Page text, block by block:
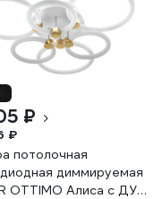
₽
₽
потолочная
диммируемая
OTTIMO Алиса с ДУ